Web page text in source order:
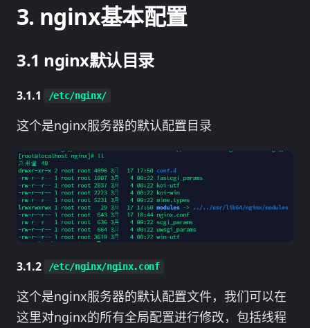
nginx基本配置
nginx默认目录
/etc/nginx/
这个是nginx服务器的默认配置目录
/etc/nginx/nginx.conf
这个是nginx服务器的默认配置文件，我们可以在
这里对nginx的所有全局配置进行修改，包括线程